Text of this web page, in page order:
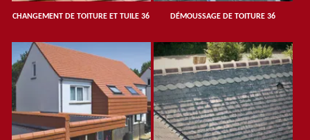
CHANGEMENT DE TOITURE ET TUILE 36 DÉMOUSSAGE DE TOITURE 36